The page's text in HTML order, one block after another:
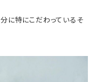
に特にこだわっているそ